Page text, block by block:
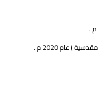
) عام 2020 م .